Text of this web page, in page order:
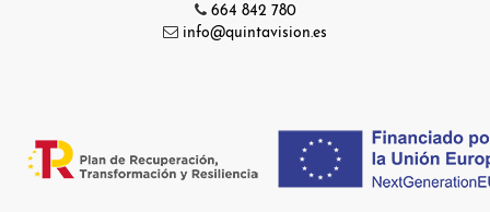
664 842 780
info@quintavision.es